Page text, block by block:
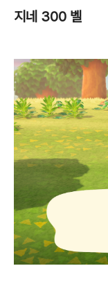
지네 300 벨